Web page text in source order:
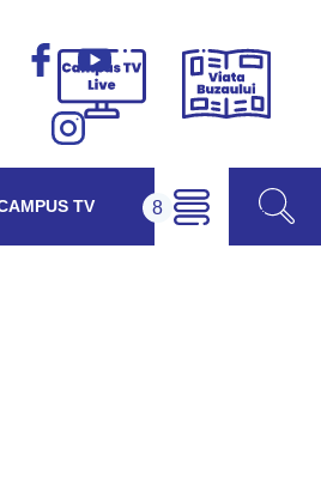
Campus
Viața
TV